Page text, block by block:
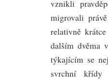
vznikli
migrovali
relativně
dalším dvěma
týkajícím se
svrchní